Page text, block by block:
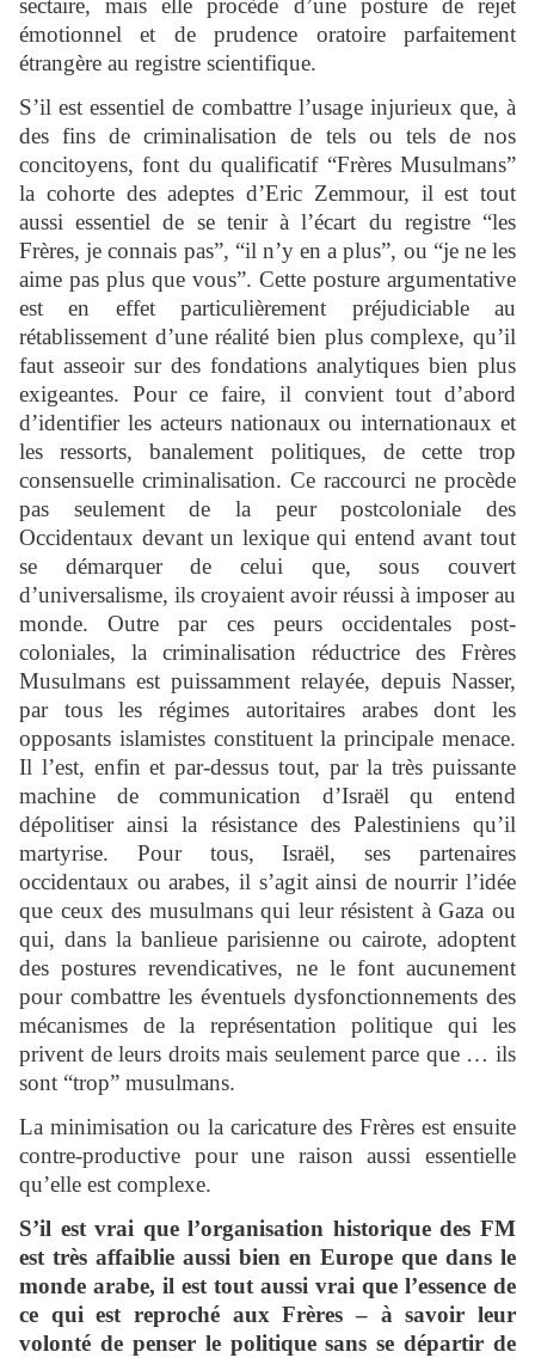
sectaire, mais elle procède d’une posture de rejet
émotionnel et de prudence oratoire parfaitement
étrangère au registre scientifique.
S’il est essentiel de combattre l’usage injurieux que, à
des fins de criminalisation de tels ou tels de nos
concitoyens, font du qualificatif “Frères Musulmans”
la cohorte des adeptes d’Eric Zemmour, il est tout
aussi essentiel de se tenir à l’écart du registre “les
Frères, je connais pas”, “il n’y en a plus”, ou “je ne les
aime pas plus que vous”. Cette posture argumentative
est en effet particulièrement préjudiciable au
rétablissement d’une réalité bien plus complexe, qu’il
faut asseoir sur des fondations analytiques bien plus
exigeantes. Pour ce faire, il convient tout d’abord
d’identifier les acteurs nationaux ou internationaux et
les ressorts, banalement politiques, de cette trop
consensuelle criminalisation. Ce raccourci ne procède
pas seulement de la peur postcoloniale des
Occidentaux devant un lexique qui entend avant tout
se démarquer de celui que, sous couvert
d’universalisme, ils croyaient avoir réussi à imposer au
monde. Outre par ces peurs occidentales post-
coloniales, la criminalisation réductrice des Frères
Musulmans est puissamment relayée, depuis Nasser,
par tous les régimes autoritaires arabes dont les
opposants islamistes constituent la principale menace.
Il l’est, enfin et par-dessus tout, par la très puissante
machine de communication d’Israël qu entend
dépolitiser ainsi la résistance des Palestiniens qu’il
martyrise. Pour tous, Israël, ses partenaires
occidentaux ou arabes, il s’agit ainsi de nourrir l’idée
que ceux des musulmans qui leur résistent à Gaza ou
qui, dans la banlieue parisienne ou cairote, adoptent
des postures revendicatives, ne le font aucunement
pour combattre les éventuels dysfonctionnements des
mécanismes de la représentation politique qui les
privent de leurs droits mais seulement parce que … ils
sont “trop” musulmans.
La minimisation ou la caricature des Frères est ensuite
contre-productive pour une raison aussi essentielle
qu’elle est complexe.
S’il est vrai que l’organisation historique des FM
est très affaiblie aussi bien en Europe que dans le
monde arabe, il est tout aussi vrai que l’essence de
ce qui est reproché aux Frères – à savoir leur
volonté de penser le politique sans se départir de